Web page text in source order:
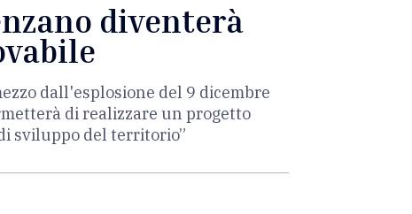
diventerà
dall'esplosione del 9 dicembre
di realizzare un progetto
sviluppo del territorio”